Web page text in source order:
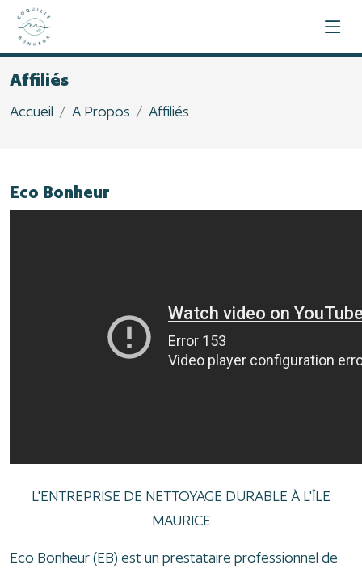
Affiliés
Accueil A Propos Affiliés
Eco Bonheur
L'ENTREPRISE DE NETTOYAGE DURABLE À L'ÎLE
MAURICE
Eco Bonheur (EB) est un prestataire professionnel de